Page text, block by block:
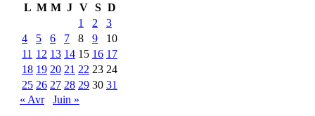
L M M J V S D
1
2
3
4
5 6 7 8 9
10
11 12 13 14 15 16 17
18 19 20 21 22 23 24
25 26 27 28 29 30 31
« Avr
Juin »